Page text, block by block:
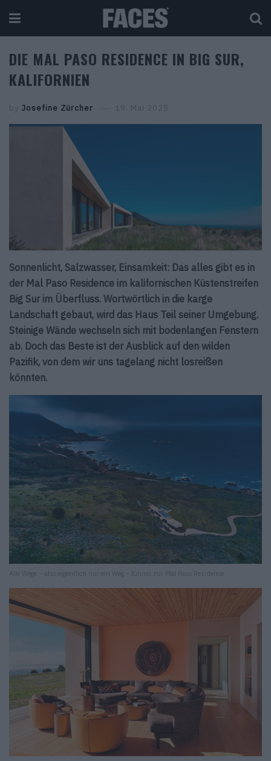
DIE MAL PASO RESIDENCE IN BIG SUR,
KALIFORNIEN
by Josefine Zürcher 19. Mai 2025
Sonnenlicht, Salzwasser, Einsamkeit: Das alles gibt es in
der Mal Paso Residence im kalifornischen Küstenstreifen
Big Sur im Überfluss. Wortwörtlich in die karge
Landschaft gebaut, wird das Haus Teil seiner Umgebung.
Steinige Wände wechseln sich mit bodenlangen Fenstern
ab. Doch das Beste ist der Ausblick auf den wilden
Pazifik, von dem wir uns tagelang nicht losreißen
könnten.
Alle Wege – also eigentlich nur ein Weg – führen zur Mal Paso Residence.